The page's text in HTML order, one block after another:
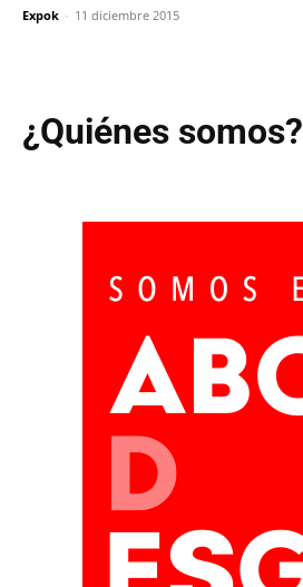
Expok - 11 diciembre 2015
¿Quiénes somos?